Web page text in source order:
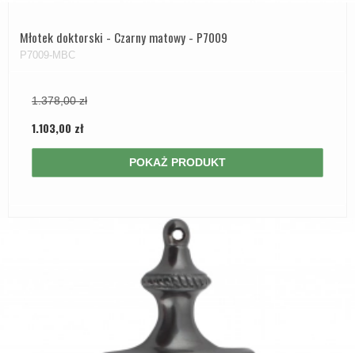
Młotek doktorski - Czarny matowy - P7009
P7009-MBC
1.378,00 zł
1.103,00 zł
POKAŻ PRODUKT